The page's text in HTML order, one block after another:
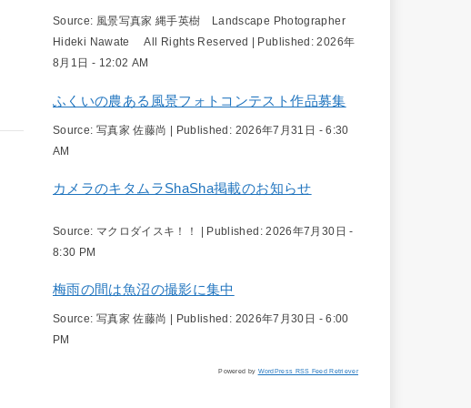
Source: 風景写真家 縄手英樹 Landscape Photographer
Hideki Nawate All Rights Reserved
Published:2026年
8月1日 - 12:02 AM
ふくいの農ある風景フォトコンテスト作品募集
Source: 写真家 佐藤尚 | Published: 2026年7月31日 - 6:30
AM
カメラのキタムラShaSha掲載のお知らせ
Source: マクロダイスキ！！ | Published:2026年7月30日 -
8:30 PM
梅雨の間は魚沼の撮影に集中
Source: 写真家 佐藤尚 Published: 2026年7月30日 - 6:00
PM
Powered by WordPress RSS Feed Retriever